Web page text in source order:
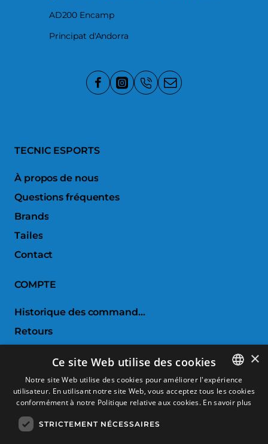
AD200 Encamp
Principat d'Andorra
TECNIC ESPORTS
À propos de nous
Questions fréquentes
Brands
Tailes
Contact
COMPTE
Historique des commandes
Retours
Comparer les produits
SERVICE CLIENTS
Conditions d'achat
SPANISH
×
Ce site Web utilise des cookies
Notre site Web utilise des cookies pour améliorer l'expérience
utilisateur. En utilisant notre site Web, vous acceptez tous les cookies
conformément à notre Politique relative aux cookies. En savoir plus
STRICTEMENT NÉCESSAIRES